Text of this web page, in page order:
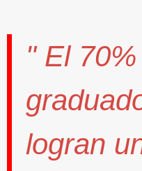
" El 70%
logran